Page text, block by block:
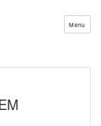
Menu